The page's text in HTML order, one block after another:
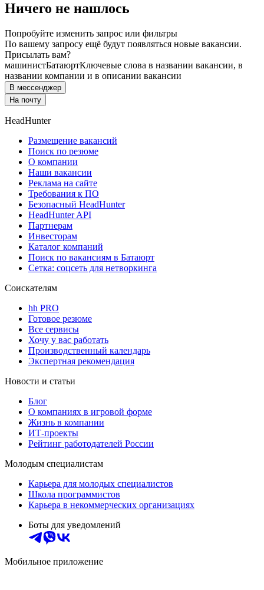
Ничего не нашлось
Попробуйте изменить запрос или фильтры
По вашему запросу ещё будут появляться новые вакансии.
Присылать вам?
машинистБатаюртКлючевые слова в названии вакансии, в
названии компании и в описании вакансии
В мессенджер
На почту
HeadHunter
Размещение вакансий
Поиск по резюме
О компании
Наши вакансии
Реклама на сайте
Требования к ПО
Безопасный HeadHunter
HeadHunter API
Партнерам
Инвесторам
Каталог компаний
Поиск по вакансиям в Батаюрт
Сетка: соцсеть для нетворкинга
Соискателям
hh PRO
Готовое резюме
Все сервисы
Хочу у вас работать
Производственный календарь
Экспертная рекомендация
Новости и статьи
Блог
О компаниях в игровой форме
Жизнь в компании
ИТ-проекты
Рейтинг работодателей России
Молодым специалистам
Карьера для молодых специалистов
Школа программистов
Карьера в некоммерческих организациях
Боты для уведомлений
Мобильное приложение